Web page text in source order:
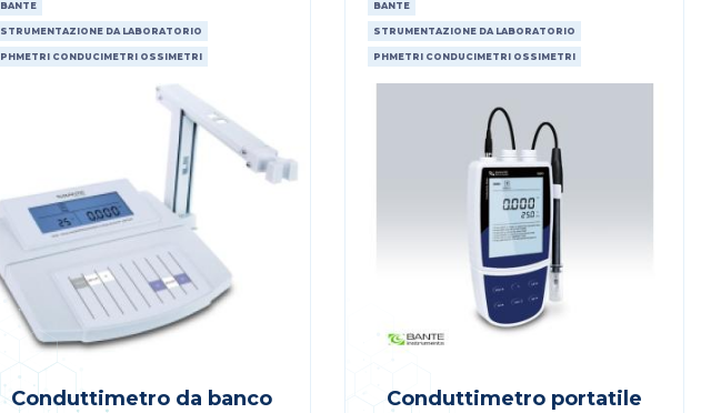
BANTE
STRUMENTAZIONE DA LABORATORIO
PHMETRI CONDUCIMETRI OSSIMETRI
Conduttimetro da banco
BANTE
STRUMENTAZIONE DA LABORATORIO
PHMETRI CONDUCIMETRI OSSIMETRI
Conduttimetro portatile